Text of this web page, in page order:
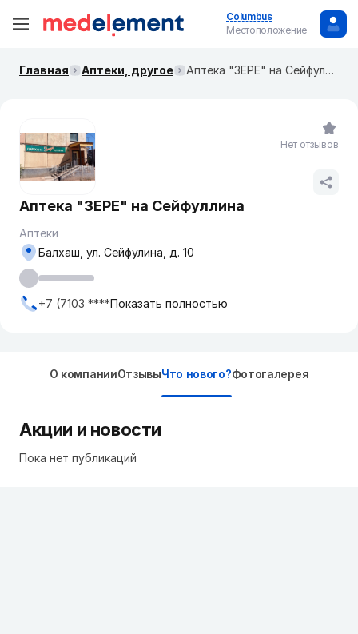
Columbus
Местоположение
Главная Аптеки, другое Аптека "ЗЕРЕ" на Сейфуллина
Аптека "ЗЕРЕ" на Сейфуллина
Аптеки
Балхаш, ул. Сейфулина, д. 10
+7 (7103 ****Показать полностью
Нет отзывов
О компанииОтзывыЧто нового?Фотогалерея
Акции и новости
Пока нет публикаций